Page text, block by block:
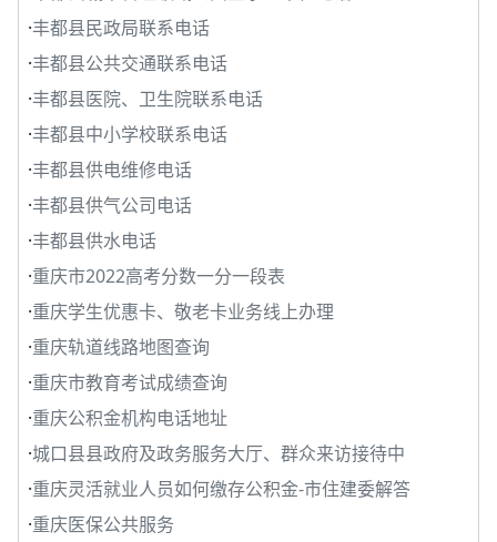
·丰都县民政局联系电话
·丰都县公共交通联系电话
·丰都县医院、卫生院联系电话
·丰都县中小学校联系电话
·丰都县供电维修电话
·丰都县供气公司电话
·丰都县供水电话
·重庆市2022高考分数一分一段表
·重庆学生优惠卡、敬老卡业务线上办理
·重庆轨道线路地图查询
·重庆市教育考试成绩查询
·重庆公积金机构电话地址
·城口县县政府及政务服务大厅、群众来访接待中
·重庆灵活就业人员如何缴存公积金-市住建委解答
·重庆医保公共服务